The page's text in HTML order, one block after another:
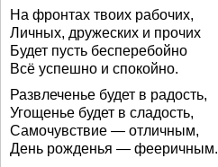
На фронтах твоих рабочих,
Личных, дружеских и прочих
Будет пусть бесперебойно
Всё успешно и спокойно.
Развлеченье будет в радость,
Угощенье будет в сладость,
Самочувствие — отличным,
День рожденья — фееричным.